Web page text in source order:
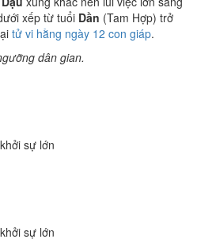
xếp từ tuổi Dần (Tam Hợp) trở
tử vi hằng ngày 12 con giáp.
dân gian.
sự lớn
sự lớn